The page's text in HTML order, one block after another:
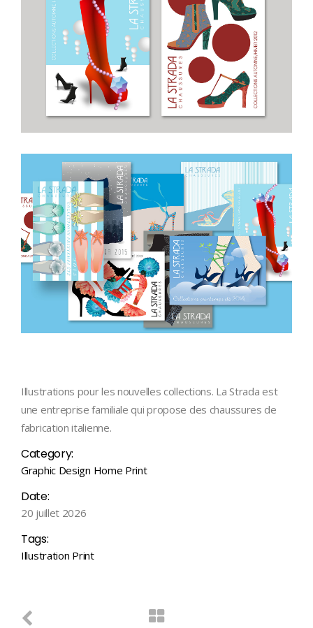
Illustrations pour les nouvelles collections. La Strada est
une entreprise familiale qui propose des chaussures de
fabrication italienne.
Category:
Graphic Design Home Print
Date:
20 juillet 2026
Tags:
Illustration Print